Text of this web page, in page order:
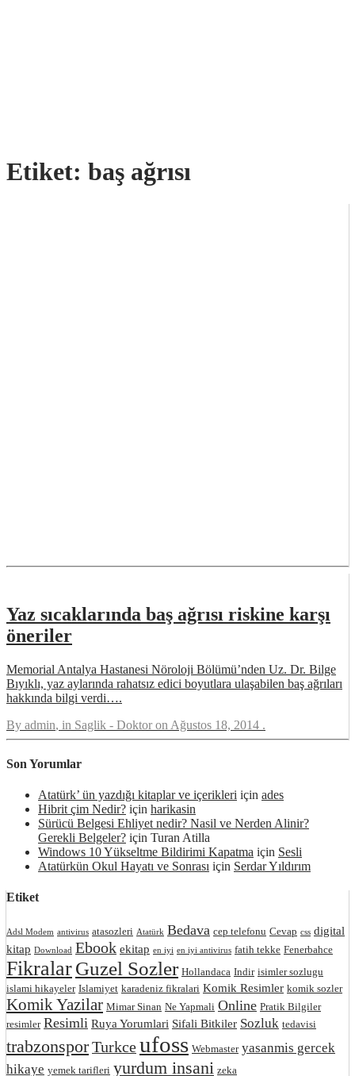
Etiket: baş ağrısı
Yaz sıcaklarında baş ağrısı riskine karşı
öneriler
Memorial Antalya Hastanesi Nöroloji Bölümü’nden Uz. Dr. Bilge
Bıyıklı, yaz aylarında rahatsız edici boyutlara ulaşabilen baş ağrıları
hakkında bilgi verdi….
By admin, in Saglik - Doktor on Ağustos 18, 2014 .
Son Yorumlar
Atatürk’ ün yazdığı kitaplar ve içerikleri için ades
Hibrit çim Nedir? için harikasin
Sürücü Belgesi Ehliyet nedir? Nasil ve Nerden Alinir?
Gerekli Belgeler? için Turan Atilla
Windows 10 Yükseltme Bildirimi Kapatma için Sesli
Atatürkün Okul Hayatı ve Sonrası için Serdar Yıldırım
Etiket
Adsl Modem antivirus atasozleri Atatürk Bedava cep telefonu Cevap css digital
kitap Download Ebook ekitap en iyi en iyi antivirus fatih tekke Fenerbahce
FikralarGuzel Sozler Hollandaca Indir isimler sozlugu
islami hikayeler Islamiyet karadeniz fikralari Komik Resimler komik sozler
Komik Yazilar Mimar Sinan Ne Yapmali Online Pratik Bilgiler
resimler Resimli Ruya Yorumlari Sifali Bitkiler Sozluk tedavisi
trabzonsporTurkceufoss Webmaster yasanmis gercek
hikaye yemek tarifleri yurdum insani zeka